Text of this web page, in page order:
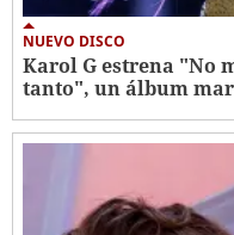
NUEVO DISCO
Karol G estrena "No
tanto", un álbum